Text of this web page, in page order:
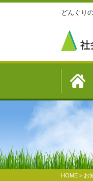
どんぐり
HOME > お